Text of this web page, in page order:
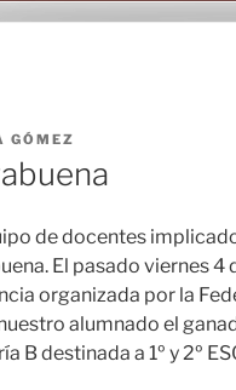
GÓMEZ
de docentes
El pasado viernes 4
organizada por la
alumnado el
B destinada a 1º y 2º